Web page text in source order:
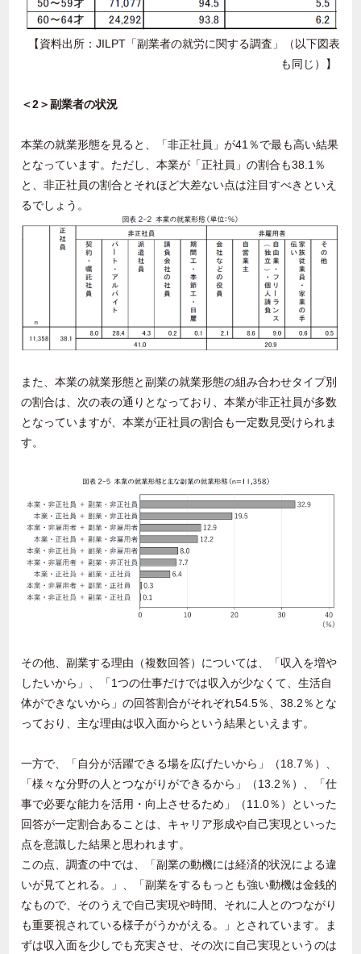
【資料出所： JILPT「副業者の就労に関する調査」（以下図表
も同じ）】
＜2＞副業者の状況
本業の就業形態を見ると、「非正社員」が41 ％で最も高い結果
となっています。ただし、本業が「正社員」の割合も38.1 ％
と、非正社員の割合とそれほど大差ない点は注目すべきといえ
るでしょう。
また、本業の就業形態と副業の就業形態の組み合わせタイプ別
の割合は、次の表の通りとなっており、本業が非正社員が多数
となっていますが、本業が正社員の割合も一定数見受けられま
す。
その他、副業する理由（複数回答）については、「収入を増や
したいから」、「1つの仕事だけでは収入が少なくて、生活自
体ができないから」の回答割合がそれぞれ54.5％、38.2％とな
っており、主な理由は収入面からという結果といえます。
一方で、「自分が活躍できる場を広げたいから」（18.7％）、
「様々な分野の人とつながりができるから」（13.2％）、「仕
事で必要な能力を活用・向上させるため」（11.0％）といった
回答が一定割合あることは、キャリア形成や自己実現といった
点を意識した結果と思われます。
この点、調査の中では、「副業の動機には経済的状況による違
いが見てとれる。」、「副業をするもっとも強い動機は金銭的
なもので、そのうえで自己実現や時間、それに人とのつながり
も重要視されている様子がうかがえる。」とされています。ま
ずは収入面を少しでも充実させ、その次に自己実現というのは